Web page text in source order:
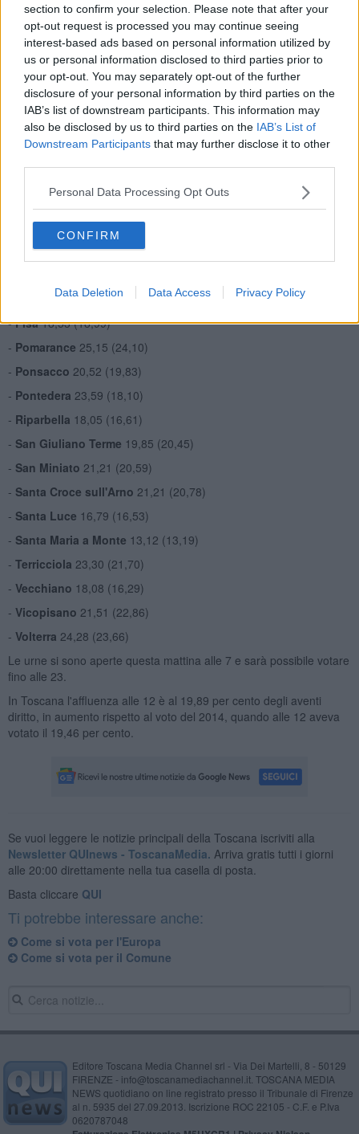
section to confirm your selection. Please note that after your
opt-out request is processed you may continue seeing
interest-based ads based on personal information utilized by
us or personal information disclosed to third parties prior to
your opt-out. You may separately opt-out of the further
disclosure of your personal information by third parties on the
IAB’s list of downstream participants. This information may
also be disclosed by us to third parties on the IAB’s List of
Downstream Participants that may further disclose it to other
Personal Data Processing Opt Outs
CONFIRM
Data Deletion Data Access Privacy Policy
Castelnuovo Valdicecina29,07 (27,10)
Chianni 19,30 (19,17)
Crespina Lorenzana20,01 (19,03)
Fauglia22,26 (24,03)
Guardistallo26,03 (29,38)
Lajatico 20,43 (23,72)
Montecatini Valdicecina
18,92 (16,93)
22,41 (30,70)
Montopoli in Valdarno21,47 (20,08)
Orciano Pisano13,72 (10,79)
Peccioli22,25 (22,52)
-Pisa18,53 (18,99)
- Pomarance 25,15 (24,10)
- Ponsacco 20,52 (19,83)
- Pontedera 23,59 (18,10)
- Riparbella 18,05 (16,61)
- San Giuliano Terme 19,85 (20,45)
- San Miniato 21,21 (20,59)
- Santa Croce sull'Arno 21,21 (20,78)
- Santa Luce 16,79 (16,53)
- Santa Maria a Monte 13,12 (13,19)
- Terricciola 23,30 (21,70)
- Vecchiano 18,08 (16,29)
- Vicopisano 21,51 (22,86)
- Volterra 24,28 (23,66)
Le urne si sono aperte questa mattina alle 7 e sarà possibile votare
fino alle 23.
In Toscana l'affluenza alle 12 è al 19,89 per cento degli aventi
diritto, in aumento rispetto al voto del 2014, quando alle 12 aveva
votato il 19,46 per cento.
Se vuoi leggere le notizie principali della Toscana iscriviti alla
Newsletter QUInews - ToscanaMedia. Arriva gratis tutti i giorni
alle 20:00 direttamente nella tua casella di posta.
Basta cliccare QUI
Ti potrebbe interessare anche:
Come si vota per l'Europa
Come si vota per il Comune
Editore Toscana Media Channel srl - Via Dei Martelli, 8 - 50129
FIRENZE - info@toscanamediachannel.it. TOSCANA MEDIA
NEWS quotidiano on line registrato presso il Tribunale di Firenze
al n. 5935 del 27.09.2013. Iscrizione ROC 22105 - C.F. e P.Iva
0620787048